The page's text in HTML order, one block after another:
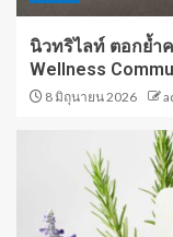
นิวทริไลท์ ตอกย้ำ
Wellness
8 มิถุนายน 2026